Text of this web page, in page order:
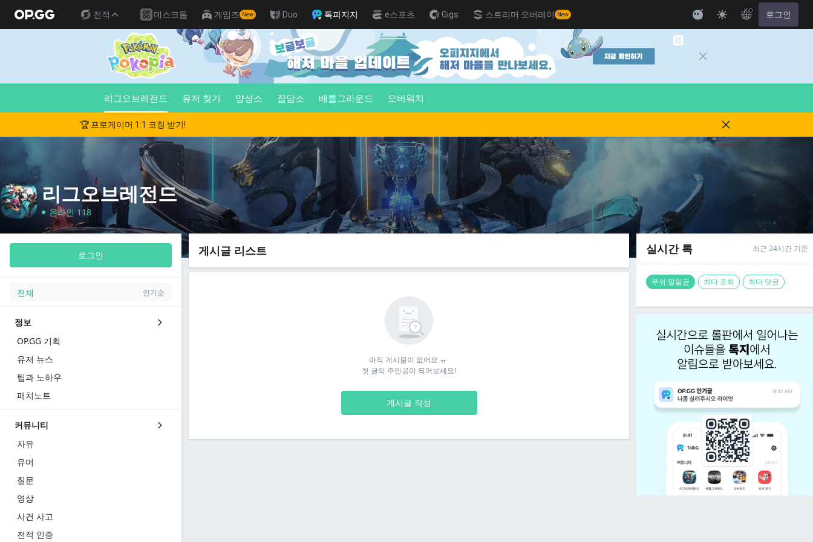
전적 데스크톱 게임즈 New Duo 톡피지지 e스포츠 Gigs 스트리머 오버레이 New
KO 로그인
리그오브레전드 유저 찾기 양성소 잡담소 배틀그라운드 오버워치
🏆 프로게이머 1:1 코칭 받기!
리그오브레전드
온라인 118
로그인
전체 인기순
정보
OP.GG 기획
유저 뉴스
팁과 노하우
패치노트
커뮤니티
자유
유머
질문
영상
사건 사고
전적 인증
게시글 리스트
아직 게시물이 없어요 ㅠ
첫 글의 주인공이 되어보세요!
게시글 작성
실시간 톡 최근 24시간 기준
푸쉬 알림글 최다 조회 최다 댓글